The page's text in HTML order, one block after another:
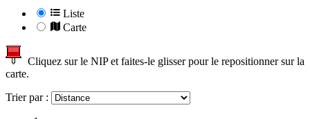
Liste
Carte
Cliquez sur le NIP et faites-le glisser pour le repositionner sur la
carte.
Trier par :